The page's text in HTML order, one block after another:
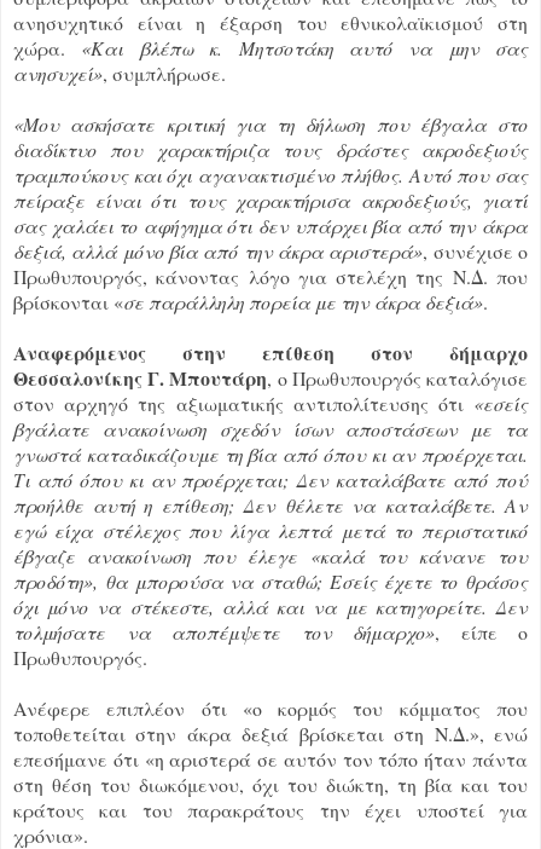
ανησυχητικό είναι η έξαρση του εθνικολαϊκισμού στη
χώρα. «Και βλέπω κ. Μητσοτάκη αυτό να μην σας
ανησυχεί», συμπλήρωσε.
«Μου ασκήσατε κριτική για τη δήλωση που έβγαλα στο
διαδίκτυο που χαρακτήριζα τους δράστες ακροδεξιούς
τραμπούκους και όχι αγανακτισμένο πλήθος. Αυτό που σας
πείραξε είναι ότι τους χαρακτήρισα ακροδεξιούς, γιατί
σας χαλάει το αφήγημα ότι δεν υπάρχει βία από την άκρα
δεξιά, αλλά μόνο βία από την άκρα αριστερά», συνέχισε ο
Πρωθυπουργός, κάνοντας λόγο για στελέχη της Ν.Δ. που
βρίσκονται «σε παράλληλη πορεία με την άκρα δεξιά».
Αναφερόμενος στην επίθεση στον δήμαρχο
Θεσσαλονίκης Γ. Μπουτάρη, ο Πρωθυπουργός καταλόγισε
στον αρχηγό της αξιωματικής αντιπολίτευσης ότι «εσείς
βγάλατε ανακοίνωση σχεδόν ίσων αποστάσεων με τα
γνωστά καταδικάζουμε τη βία από όπου κι αν προέρχεται.
Τι από όπου κι αν προέρχεται; Δεν καταλάβατε από πού
προήλθε αυτή η επίθεση; Δεν θέλετε να καταλάβετε. Αν
εγώ είχα στέλεχος που λίγα λεπτά μετά το περιστατικό
έβγαζε ανακοίνωση που έλεγε «καλά του κάνανε του
προδότη», θα μπορούσα να σταθώ; Εσείς έχετε το θράσος
όχι μόνο να στέκεστε, αλλά και να με κατηγορείτε. Δεν
τολμήσατε να αποπέμψετε τον δήμαρχο», είπε ο
Πρωθυπουργός.
Ανέφερε επιπλέον ότι «ο κορμός του κόμματος που
τοποθετείται στην άκρα δεξιά βρίσκεται στη Ν.Δ.», ενώ
επεσήμανε ότι «η αριστερά σε αυτόν τον τόπο ήταν πάντα
στη θέση του διωκόμενου, όχι του διώκτη, τη βία και του
κράτους και του παρακράτους την έχει υποστεί για
χρόνια».